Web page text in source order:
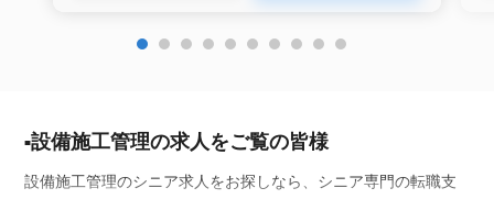
設備施工管理の求人をご覧の皆様
設備施工管理のシニア求人をお探しなら、シニア専門の転職支